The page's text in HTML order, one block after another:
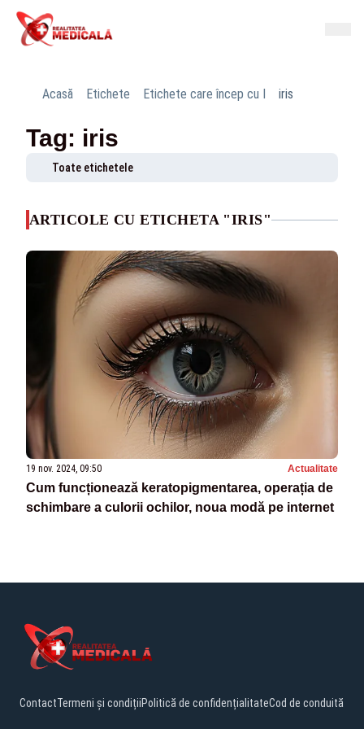
Acasă Etichete Etichete care încep cu I iris
Tag: iris
Toate etichetele
ARTICOLE CU ETICHETA "IRIS"
19 nov. 2024, 09:50 Actualitate
Cum funcționează keratopigmentarea, operația de
schimbare a culorii ochilor, noua modă pe internet
ContactTermeni și condițiiPolitică de confidențialitateCod de conduită